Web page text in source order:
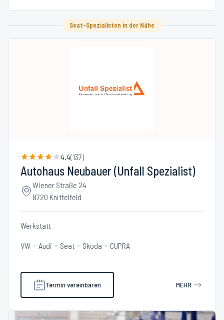
Seat-Spezialisten in der Nähe
4.4(137)
Autohaus Neubauer (Unfall Spezialist)
Wiener Straße 24
8720 Knittelfeld
Werkstatt
VW Audi Seat Skoda CUPRA
Termin vereinbaren MEHR